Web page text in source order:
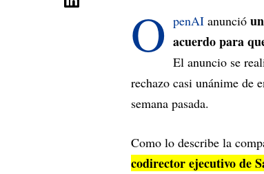
O penAI anunció
acuerdo para
El anuncio se
rechazo casi unánime de
semana pasada.
Como lo describe la
codirector ejecutivo de